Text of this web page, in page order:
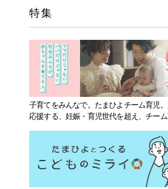
特集
子育てをみんなで。たまひよチーム育児
応援する、妊娠・育児世代を超え、チー